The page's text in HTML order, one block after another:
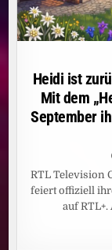
Heidi ist
Mit dem
September
RTL Television
feiert offiziell
auf RTL+.